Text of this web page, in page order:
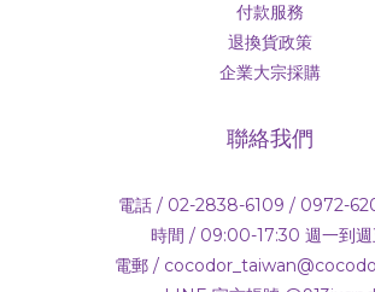
付款服務
退換貨政策
企業大宗採購
聯絡我們
電話 / 02-2838-6109 / 0972-
時間 / 09:00-17:30 週一到週
電郵 /